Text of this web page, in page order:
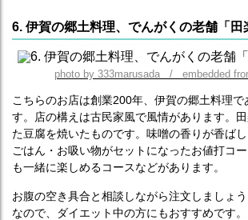
6. 伊賀の郷土料理、でんがくの老舗「田
photo by 333marusada / embedded
こちらのお店は創業200年、伊賀の郷土料理
す。店の構えは古民家風で風情があります。
た豆腐を焼いたものです。味噌の香りが香ば
ごはん・お吸い物がセットになったお値打コ
も一緒に楽しめるコースなどがあります。
お腹の空き具合と相談しながら注文しましょ
なので、ダイエット中の方にもおすすめです